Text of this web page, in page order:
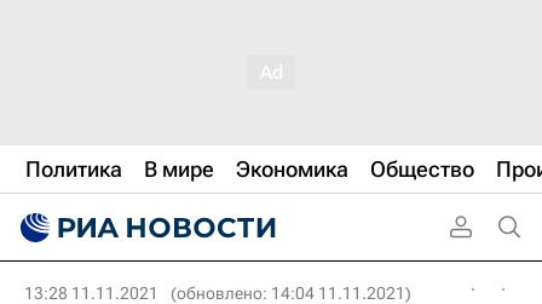
Политика В мире Экономика Общество
13:28 11.11.2021 (обновлено: 14:04 11.11.2021)